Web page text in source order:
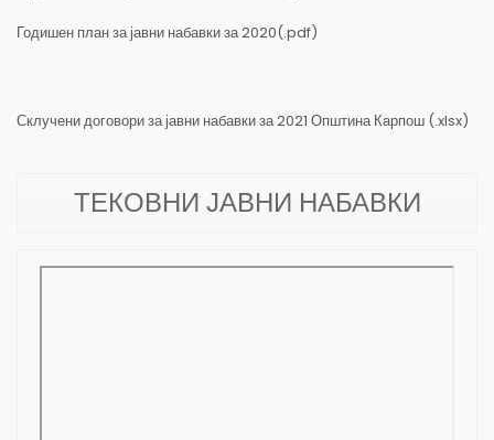
Годишен план за јавни набавки за 2020(.pdf)
Склучени договори за јавни набавки за 2021 Општина Карпош (.xlsx)
ТЕКОВНИ ЈАВНИ НАБАВКИ